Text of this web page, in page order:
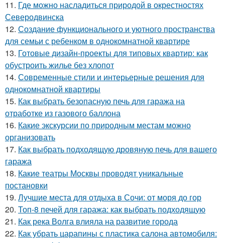
11. Где можно насладиться природой в окрестностях
Северодвинска
12. Создание функционального и уютного пространства
для семьи с ребенком в однокомнатной квартире
13. Готовые дизайн-проекты для типовых квартир: как
обустроить жилье без хлопот
14. Современные стили и интерьерные решения для
однокомнатной квартиры
15. Как выбрать безопасную печь для гаража на
отработке из газового баллона
16. Какие экскурсии по природным местам можно
организовать
17. Как выбрать подходящую дровяную печь для вашего
гаража
18. Какие театры Москвы проводят уникальные
постановки
19. Лучшие места для отдыха в Сочи: от моря до гор
20. Топ-8 печей для гаража: как выбрать подходящую
21. Как река Волга влияла на развитие города
22. Как убрать царапины с пластика салона автомобиля: